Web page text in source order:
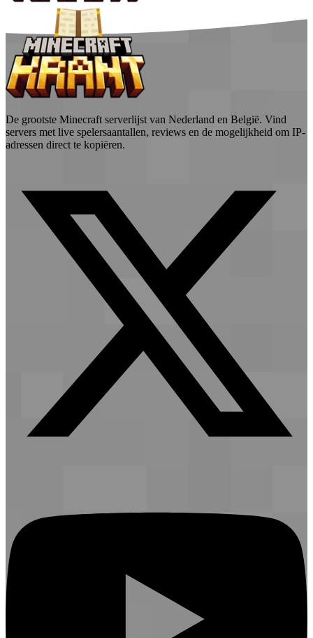
De grootste Minecraft serverlijst van Nederland en België. Vind
servers met live spelersaantallen, reviews en de mogelijkheid om IP-
adressen direct te kopiëren.